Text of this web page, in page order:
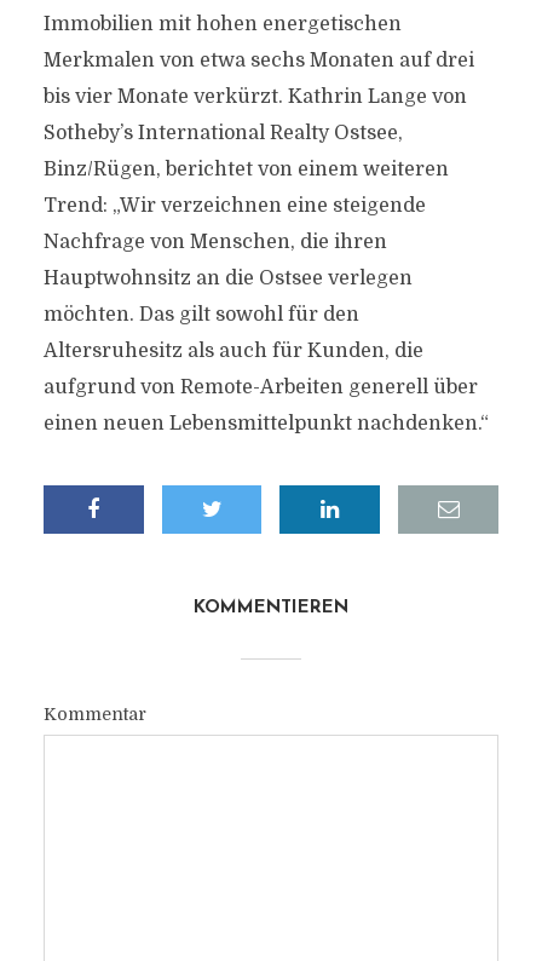
Immobilien mit hohen energetischen
Merkmalen von etwa sechs Monaten auf drei
bis vier Monate verkürzt. Kathrin Lange von
Sotheby’s International Realty Ostsee,
Binz/Rügen, berichtet von einem weiteren
Trend: „Wir verzeichnen eine steigende
Nachfrage von Menschen, die ihren
Hauptwohnsitz an die Ostsee verlegen
möchten. Das gilt sowohl für den
Altersruhesitz als auch für Kunden, die
aufgrund von Remote-Arbeiten generell über
einen neuen Lebensmittelpunkt nachdenken.“
KOMMENTIEREN
Kommentar